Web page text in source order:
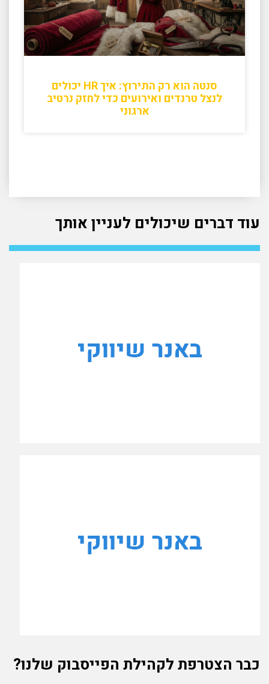
סנטה הוא רק התירוץ: איך HR יכולים
לנצל טרנדים ואירועים כדי לחזק נרטיב
ארגוני
עוד דברים שיכולים לעניין אותך
כבר הצטרפת לקהילת הפייסבוק שלנו?